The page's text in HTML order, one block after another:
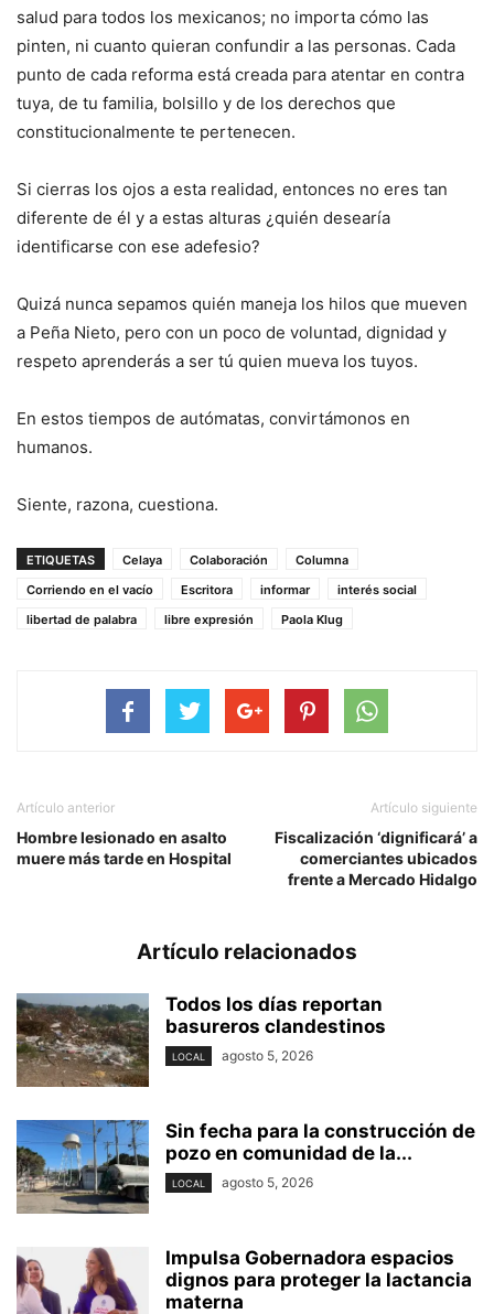
salud para todos los mexicanos; no importa cómo las
pinten, ni cuanto quieran confundir a las personas. Cada
punto de cada reforma está creada para atentar en contra
tuya, de tu familia, bolsillo y de los derechos que
constitucionalmente te pertenecen.
Si cierras los ojos a esta realidad, entonces no eres tan
diferente de él y a estas alturas ¿quién desearía
identificarse con ese adefesio?
Quizá nunca sepamos quién maneja los hilos que mueven
a Peña Nieto, pero con un poco de voluntad, dignidad y
respeto aprenderás a ser tú quien mueva los tuyos.
En estos tiempos de autómatas, convirtámonos en
humanos.
Siente, razona, cuestiona.
ETIQUETAS Celaya Colaboración
Columna
Corriendo en el vacío
Escritora informar
interés social
libertad de palabra
libre expresión Paola Klug
Artículo anterior
Hombre lesionado en asalto
muere más tarde en Hospital
Artículo siguiente
Fiscalización ‘dignificará’ a
comerciantes ubicados
frente a Mercado Hidalgo
Artículo relacionados
Todos los días reportan
basureros clandestinos
LOCAL agosto 5, 2026
Sin fecha para la construcción de
pozo en comunidad de la...
LOCAL agosto 5, 2026
Impulsa Gobernadora espacios
dignos para proteger la lactancia
materna